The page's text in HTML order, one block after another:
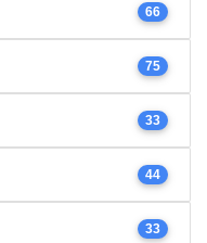
66
75
33
44
33